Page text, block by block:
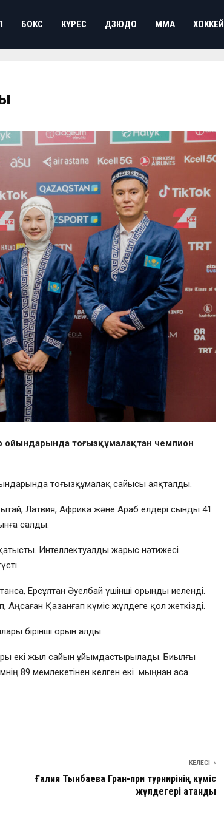
БОКС КҮРЕС ДЗЮДО ММА ХОККЕЙ
ойындарында тоғызқұмалақтан чемпион
тоғызқұмалақ сайысы аяқталды.
Латвия, Африка және Араб елдері сынды 41
салды.
Интеллектуалды жарыс нәтижесі
Ерсұлтан Әуелбай үшінші орынды иеленді.
Қазанғап күміс жүлдеге қол жеткізді.
бірінші орын алды.
екі жыл сайын ұйымдастырылады. Биылғы
89 мемлекетінен келген екі мыңнан аса
КЕЛЕСІ
Ғалия Тынбаева Гран-при турнирінің күміс
жүлдегері атанды